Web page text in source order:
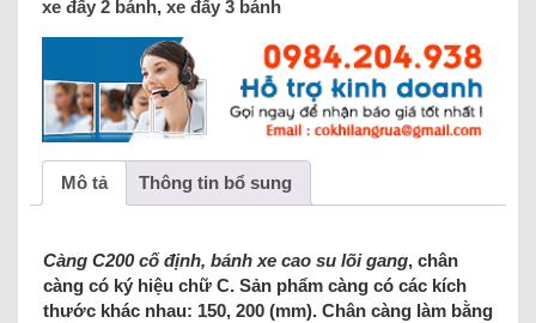
xe đẩy 2 bánh, xe đẩy 3 bánh
Mô tả Thông tin bổ sung
Càng C200 cố định, bánh xe cao su lõi gang, chân
càng có ký hiệu chữ C. Sản phẩm càng có các kích
thước khác nhau: 150, 200 (mm). Chân càng làm bằng